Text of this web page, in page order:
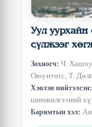
Уул
сүлжээг
Зохиогч: Ч.
Оюунтөгс, Т.
Хэвлэн нийтэлсэн:
шинжилгээний
Баримтын хэл: